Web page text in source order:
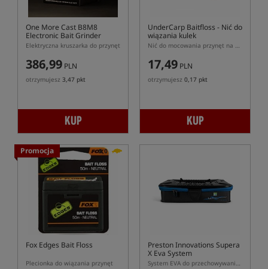
One More Cast B8M8
Electronic Bait Grinder
Elektryczna kruszarka do przynęt
386,99 PLN
otrzymujesz 3,47 pkt
KUP
UnderCarp Baitfloss - Nić do
wiązania kulek
Nić do mocowania przynęt na zestawie
17,49 PLN
otrzymujesz 0,17 pkt
KUP
Promocja 5,0
Fox Edges Bait Floss
Plecionka do wiązania przynęt
Preston Innovations Supera
X Eva System
System EVA do przechowywania przynęt i zanęt